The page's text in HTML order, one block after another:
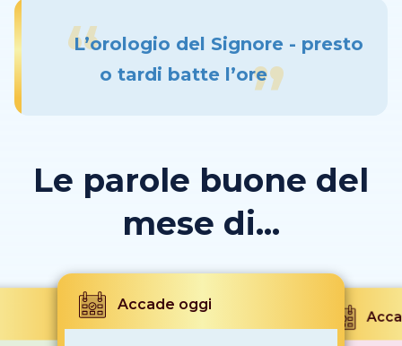
L’orologio del Signore - presto
o tardi batte l’ore
Le parole buone del
mese di...
Accade oggi